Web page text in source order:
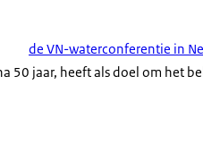
de VN-waterconferentie in
50 jaar, heeft als doel om het